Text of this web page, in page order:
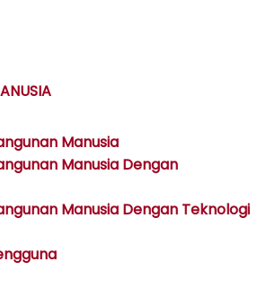
Manusia
Manusia Dengan
Manusia Dengan Teknologi